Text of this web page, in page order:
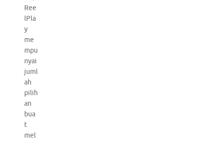
Ree
lPla
y
me
mpu
nyai
juml
ah
pilih
an
bua
t
mel